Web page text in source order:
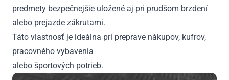
predmety bezpečnejšie uložené aj pri prudšom brzdení
alebo prejazde zákrutami.
Táto vlastnosť je ideálna pri preprave nákupov, kufrov,
pracovného vybavenia
alebo športových potrieb.